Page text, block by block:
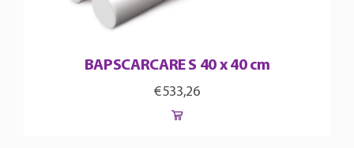
BAPSCARCARE S 40 x 40 cm
€533,26